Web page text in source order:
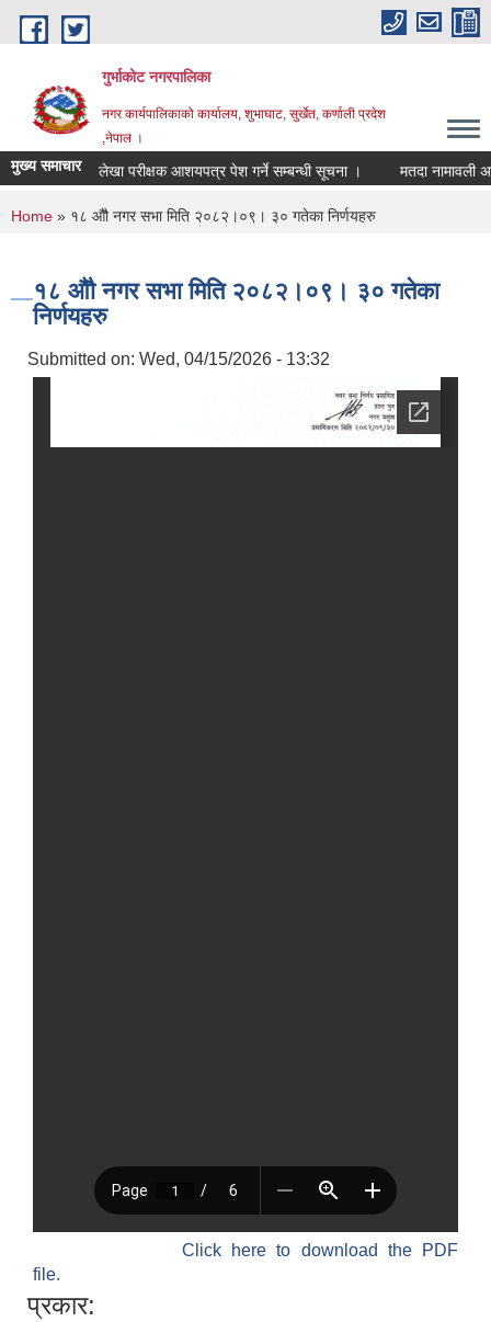
Skip to main content
गुर्भाकोट नगरपालिका
नगर कार्यपालिकाको कार्यालय, शुभाघाट, सुर्खेत, कर्णाली प्रदेश
,नेपाल ।
मुख्य समाचारलेखा परीक्षक आशयपत्र पेश गर्ने सम्बन्धी सूचना । मतदा नामावली
You are here
Home » १८ औौ नगर सभा मिति २०८२।०९। ३० गतेका निर्णयहरु
१८ औौ नगर सभा मिति २०८२।०९। ३० गतेका
निर्णयहरु
Submitted on: Wed, 04/15/2026 - 13:32
Click here to download the PDF
file.
प्रकार: